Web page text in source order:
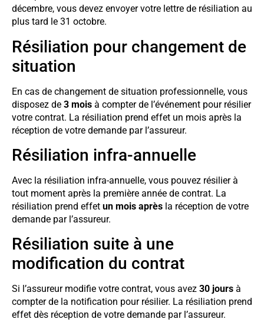
décembre, vous devez envoyer votre lettre de résiliation au
plus tard le 31 octobre.
Résiliation pour changement de
situation
En cas de changement de situation professionnelle, vous
disposez de 3 mois à compter de l’événement pour résilier
votre contrat. La résiliation prend effet un mois après la
réception de votre demande par l’assureur.
Résiliation infra-annuelle
Avec la résiliation infra-annuelle, vous pouvez résilier à
tout moment après la première année de contrat. La
résiliation prend effet un mois après la réception de votre
demande par l’assureur.
Résiliation suite à une
modification du contrat
Si l’assureur modifie votre contrat, vous avez 30 jours à
compter de la notification pour résilier. La résiliation prend
effet dès réception de votre demande par l’assureur.